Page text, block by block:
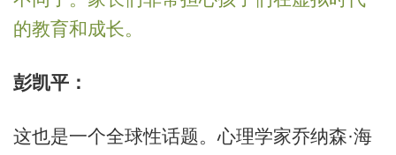
的教育和成长。
彭凯平：
这也是一个全球性话题。心理学家乔纳森·海